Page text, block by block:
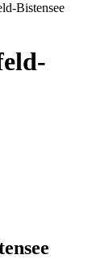
Bistensee